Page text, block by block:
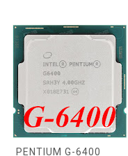
PENTIUM G-6400